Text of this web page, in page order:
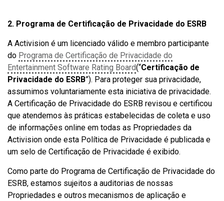
2. Programa de Certificação de Privacidade do ESRB
A Activision é um licenciado válido e membro participante
do Programa de Certificação de Privacidade do
Entertainment Software Rating Board(“Certificação de
Privacidade do ESRB”). Para proteger sua privacidade,
assumimos voluntariamente esta iniciativa de privacidade.
A Certificação de Privacidade do ESRB revisou e certificou
que atendemos às práticas estabelecidas de coleta e uso
de informações online em todas as Propriedades da
Activision onde esta Política de Privacidade é publicada e
um selo de Certificação de Privacidade é exibido.
Como parte do Programa de Certificação de Privacidade do
ESRB, estamos sujeitos a auditorias de nossas
Propriedades e outros mecanismos de aplicação e